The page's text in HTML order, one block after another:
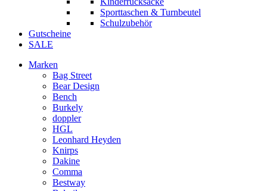
Sporttaschen & Turnbeutel
Schulzubehör
Gutscheine
SALE
Marken
Bag Street
Bear Design
Bench
Burkely
doppler
HGL
Leonhard Heyden
Knirps
Dakine
Comma
Bestway